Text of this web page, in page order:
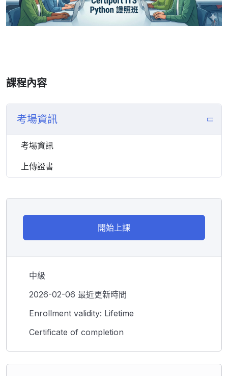
課程內容
考場資訊
考場資訊
上傳證書
開始上課
中級
2026-02-06 最近更新時間
Enrollment validity: Lifetime
Certificate of completion